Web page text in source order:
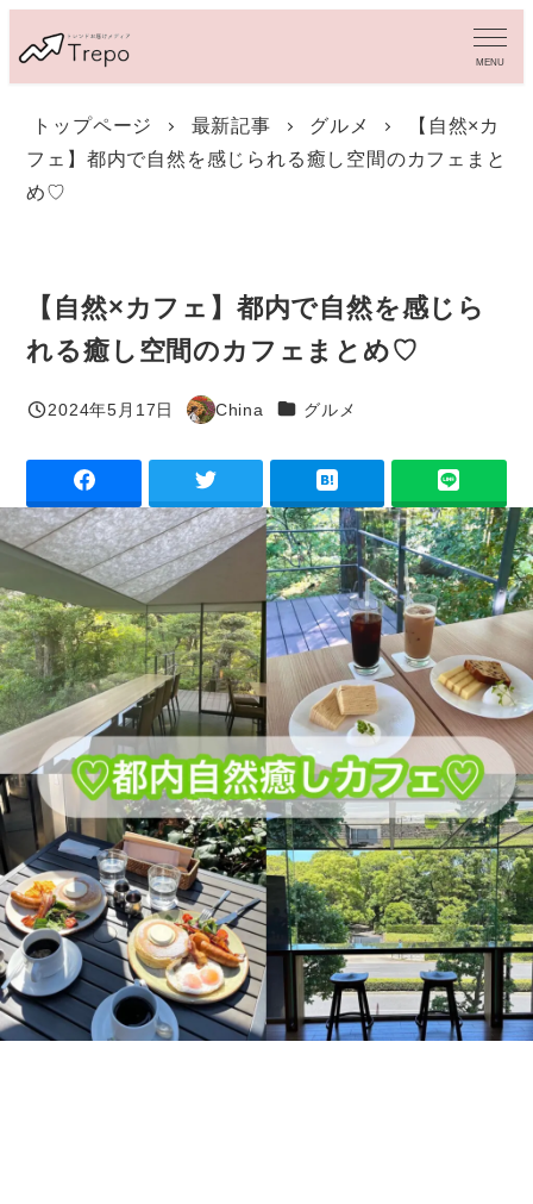
イ
MENU
トップページ 最新記事 グルメ
【自然×カ
フェ】都内で自然を感じられる癒し空間のカフェまと
め♡
【自然×カフェ】都内で自然を感じら
れる癒し空間のカフェまとめ♡
投稿日
2024年5月17日
著
China カテゴリー
グルメ